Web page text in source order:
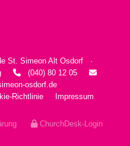
St. Simeon Alt Osdorf ·
 (040) 80 12 05 
osdorf.de
Richtlinie Impressum
ChurchDesk-Login